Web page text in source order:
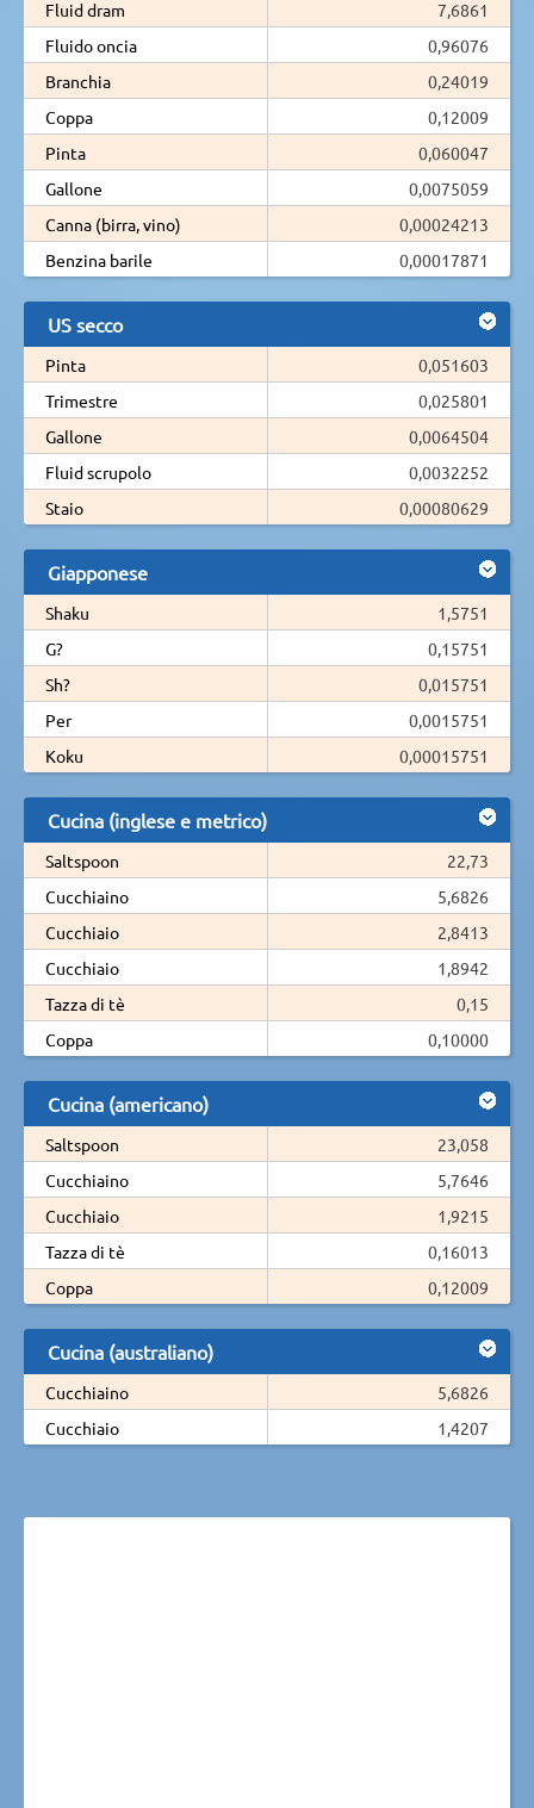
Fluid dram
7,6861
Fluido oncia
0,96076
Branchia
0,24019
Coppa
0,12009
Pinta
0,060047
Gallone
0,0075059
Canna (birra, vino)
0,00024213
Benzina barile
0,00017871
US secco
Pinta
0,051603
Trimestre
0,025801
Gallone
0,0064504
Fluid scrupolo
0,0032252
Staio
0,00080629
Giapponese
Shaku
1,5751
G?
0,15751
Sh?
0,015751
Per
0,0015751
Koku
0,00015751
Cucina (inglese e metrico)
Saltspoon
22,73
Cucchiaino
5,6826
Cucchiaio
2,8413
Cucchiaio
1,8942
Tazza di tè
0,15
Coppa
0,10000
Cucina (americano)
Saltspoon
23,058
Cucchiaino
5,7646
Cucchiaio
1,9215
Tazza di tè
0,16013
Coppa
0,12009
Cucina (australiano)
Cucchiaino
5,6826
Cucchiaio
1,4207